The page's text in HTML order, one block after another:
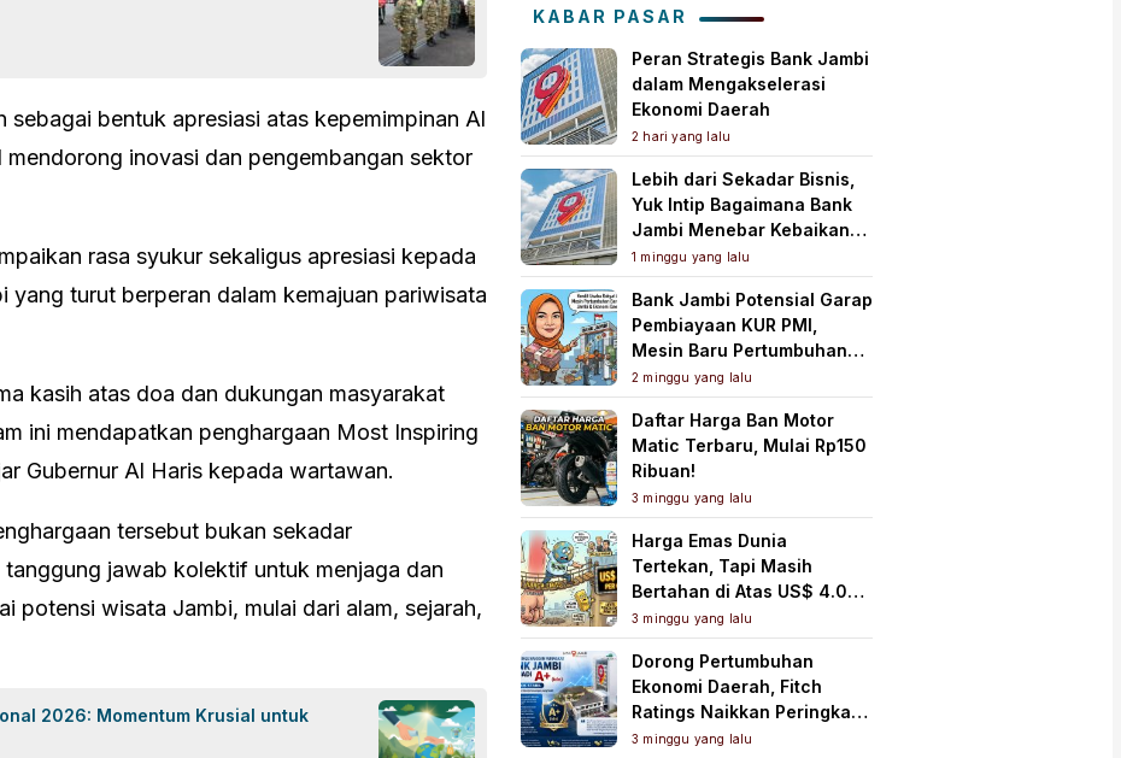
sebagai bentuk apresiasi atas kepemimpinan Al
mendorong inovasi dan pengembangan sektor
rasa syukur sekaligus apresiasi kepada
yang turut berperan dalam kemajuan pariwisata
kasih atas doa dan dukungan masyarakat
ini mendapatkan penghargaan Most Inspiring
Gubernur Al Haris kepada wartawan.
tersebut bukan sekadar
jawab kolektif untuk menjaga dan
potensi wisata Jambi, mulai dari alam, sejarah,
2026: Momentum Krusial untuk
Tanah Air
KABAR PASAR
Peran Strategis Bank Jambi
dalam Mengakselerasi
Ekonomi Daerah
2 hari yang lalu
Lebih dari Sekadar Bisnis,
Yuk Intip Bagaimana Bank
Jambi Menebar Kebaikan
untuk Masyarakat!
1 minggu yang lalu
Bank Jambi Potensial Garap
Pembiayaan KUR PMI,
Mesin Baru Pertumbuhan
Ekonomi Daerah
2 minggu yang lalu
Daftar Harga Ban Motor
Matic Terbaru, Mulai Rp150
Ribuan!
3 minggu yang lalu
Harga Emas Dunia
Tertekan, Tapi Masih
Bertahan di Atas US$ 4.000
per Ons Troi
3 minggu yang lalu
Dorong Pertumbuhan
Ekonomi Daerah, Fitch
Ratings Naikkan Peringkat
Bank Jambi Jadi ‘A+(idn)’
3 minggu yang lalu